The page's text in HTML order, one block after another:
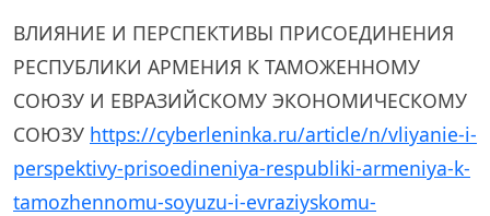
ВЛИЯНИЕ И ПЕРСПЕКТИВЫ ПРИСОЕДИНЕНИЯ
РЕСПУБЛИКИ АРМЕНИЯ К ТАМОЖЕННОМУ
СОЮЗУ И ЕВРАЗИЙСКОМУ ЭКОНОМИЧЕСКОМУ
СОЮЗУ https://cyberleninka.ru/article/n/vliyanie-i-
perspektivy-prisoedineniya-respubliki-armeniya-k-
tamozhennomu-soyuzu-i-evraziyskomu-